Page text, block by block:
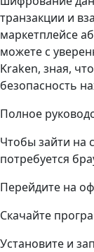
транзакции и
маркетплейсе
можете с
Kraken, зная,
безопасность
Полное
Чтобы зайти на
потребуется
Перейдите на
Скачайте
Установите и